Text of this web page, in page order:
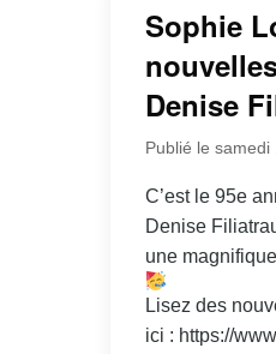
Sophie
Denise
Publié le
C’est le 95e
Denise
une
Lisez des
ici : https://